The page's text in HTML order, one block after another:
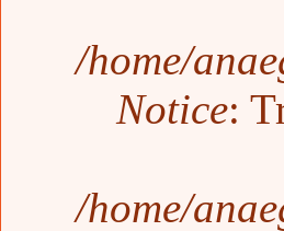
/home/
Notice:
/home/